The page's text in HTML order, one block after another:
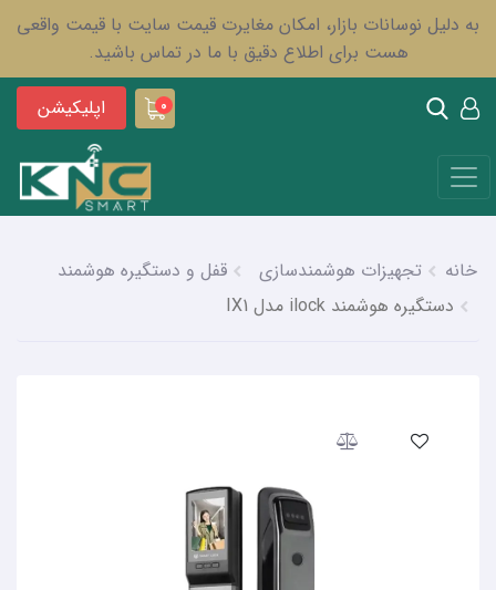
به دلیل نوسانات بازار، امکان مغایرت قیمت سایت با قیمت واقعی
هست برای اطلاع دقیق با ما در تماس باشید.
0 اپلیکیشن
خانه تجهیزات هوشمندسازی
قفل و دستگیره هوشمند
دستگیره هوشمند ilock مدل IX1